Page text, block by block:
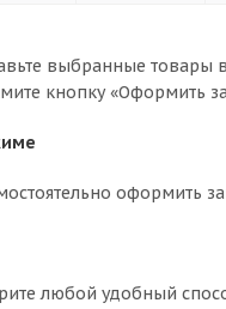
выбранные товары
кнопку «Оформить
оформить
любой удобный